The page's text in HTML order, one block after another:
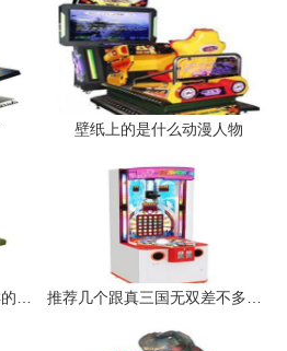
壁纸上的是什么动漫人物